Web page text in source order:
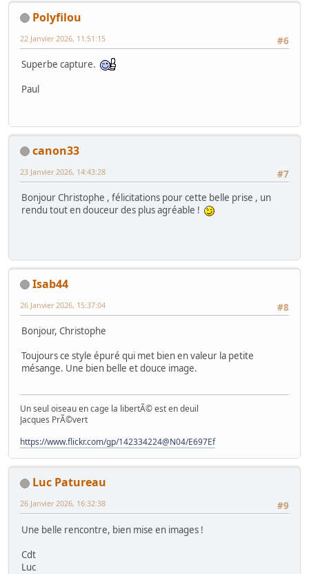
Polyfilou
#6
22 Janvier 2026, 11:51:15
Superbe capture.
Paul
canon33
#7
23 Janvier 2026, 14:43:28
Bonjour Christophe , félicitations pour cette belle prise , un
rendu tout en douceur des plus agréable !
Isab44
#8
26 Janvier 2026, 15:37:04
Bonjour, Christophe
Toujours ce style épuré qui met bien en valeur la petite
mésange. Une bien belle et douce image.
Un seul oiseau en cage la libertÃ© est en deuil
Jacques PrÃ©vert
https://www.flickr.com/gp/142334224@N04/E697Ef
Luc Patureau
#9
26 Janvier 2026, 16:32:38
Une belle rencontre, bien mise en images !
Cdt
Luc